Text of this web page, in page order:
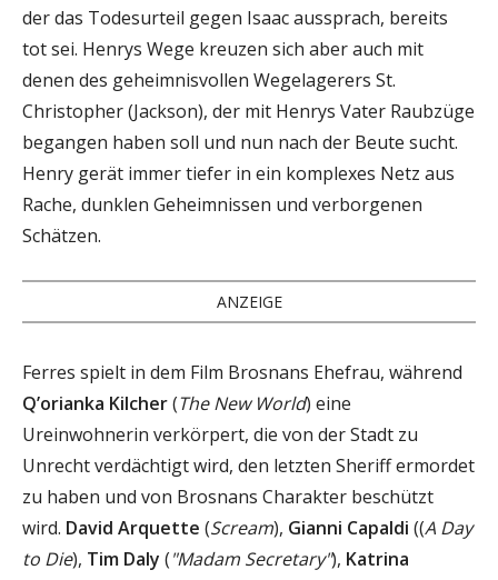
der das Todesurteil gegen Isaac aussprach, bereits
tot sei. Henrys Wege kreuzen sich aber auch mit
denen des geheimnisvollen Wegelagerers St.
Christopher (Jackson), der mit Henrys Vater Raubzüge
begangen haben soll und nun nach der Beute sucht.
Henry gerät immer tiefer in ein komplexes Netz aus
Rache, dunklen Geheimnissen und verborgenen
Schätzen.
ANZEIGE
Ferres spielt in dem Film Brosnans Ehefrau, während
Q’orianka Kilcher(The New World) eine
Ureinwohnerin verkörpert, die von der Stadt zu
Unrecht verdächtigt wird, den letzten Sheriff ermordet
zu haben und von Brosnans Charakter beschützt
wird. David Arquette (Scream), Gianni Capaldi ((A Day
to Die), Tim Daly ("Madam Secretary"), Katrina